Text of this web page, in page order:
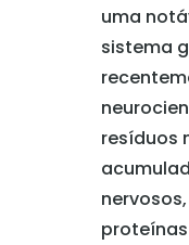
uma
sistema
resíduos